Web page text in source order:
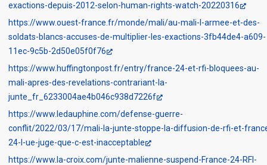
exactions-depuis-2012-selon-human-rights-watch-20220316
https://www.ouest-france.fr/monde/mali/au-mali-l-armee-et-des-
soldats-blancs-accuses-de-multiplier-les-exactions-3fb44de4-a609-
11ec-9c5b-2d50e05f0f76
https://www.huffingtonpost.fr/entry/france-24-et-rfi-bloquees-au-
mali-apres-des-revelations-contrariant-la-
junte_fr_6233004ae4b046c938d7226f
https://www.ledauphine.com/defense-guerre-
conflit/2022/03/17/mali-la-junte-stoppe-la-diffusion-de-rfi-et-
24-l-ue-juge-que-c-est-inacceptable
https://www.la-croix.com/junte-malienne-suspend-France-24-RFI-